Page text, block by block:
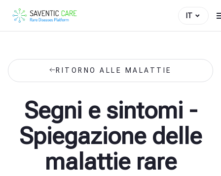
IT
RITORNO ALLE MALATTIE
Segni e sintomi -
Spiegazione delle
malattie rare